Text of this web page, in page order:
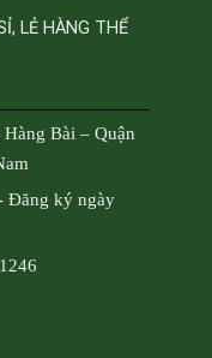
LẺ HÀNG THỂ
Bài – Quận
Đăng ký ngày